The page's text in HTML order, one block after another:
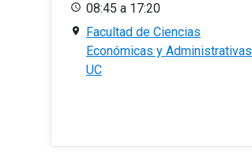
08:45 a 17:20
Facultad de Ciencias
Económicas y Administrativas
UC